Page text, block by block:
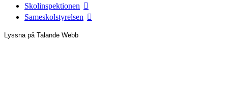
Skolinspektionen
Sameskolstyrelsen
Lyssna på Talande Webb